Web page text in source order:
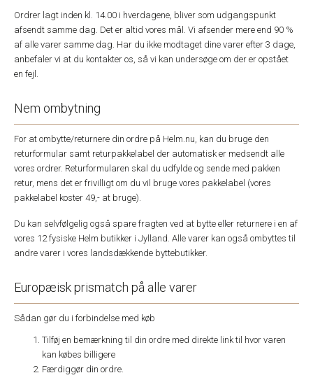
Ordrer lagt inden kl. 14.00 i hverdagene, bliver som udgangspunkt
afsendt samme dag. Det er altid vores mål. Vi afsender mere end 90 %
af alle varer samme dag. Har du ikke modtaget dine varer efter 3 dage,
anbefaler vi at du kontakter os, så vi kan undersøge om der er opstået
en fejl.
Nem ombytning
For at ombytte/returnere din ordre på Helm.nu, kan du bruge den
returformular samt returpakkelabel der automatisk er medsendt alle
vores ordrer. Returformularen skal du udfylde og sende med pakken
retur, mens det er frivilligt om du vil bruge vores pakkelabel (vores
pakkelabel koster 49,- at bruge).
Du kan selvfølgelig også spare fragten ved at bytte eller returnere i en af
vores 12 fysiske Helm butikker i Jylland. Alle varer kan også ombyttes til
andre varer i vores landsdækkende byttebutikker.
Europæisk prismatch på alle varer
Sådan gør du i forbindelse med køb
Tilføj en bemærkning til din ordre med direkte link til hvor varen
kan købes billigere
Færdiggør din ordre.